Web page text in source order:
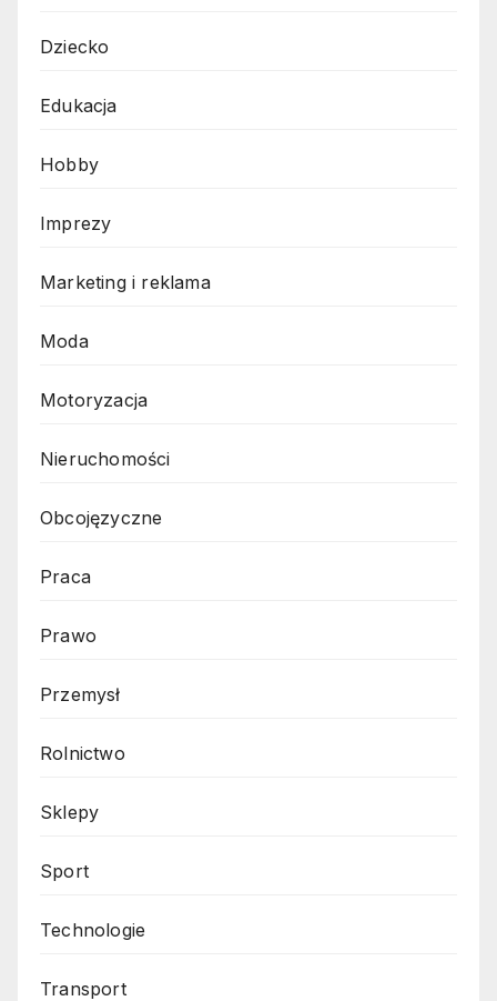
Dziecko
Edukacja
Hobby
Imprezy
Marketing i reklama
Moda
Motoryzacja
Nieruchomości
Obcojęzyczne
Praca
Prawo
Przemysł
Rolnictwo
Sklepy
Sport
Technologie
Transport